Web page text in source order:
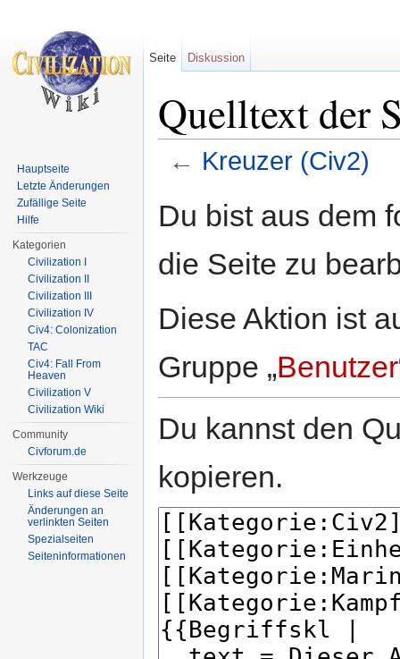
Quelltext der
← Kreuzer (Civ2)
Du bist aus dem
die Seite zu
Diese Aktion ist
Gruppe „Benutzer
Du kannst den
kopieren.
Seite Diskussion
Hauptseite
Letzte Änderungen
Zufällige Seite
Hilfe
Kategorien
Civilization I
Civilization II
Civilization III
Civilization IV
Civ4: Colonization
TAC
Civ4: Fall From
Heaven
Civilization V
Civilization Wiki
Community
Civforum.de
Werkzeuge
Links auf diese Seite
Änderungen an
verlinkten Seiten
Spezialseiten
Seiten­informationen